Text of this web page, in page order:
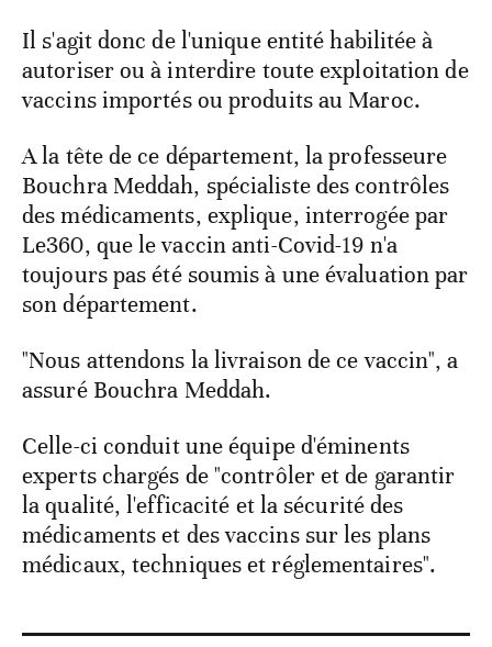
Il s'agit donc de l'unique entité habilitée à
autoriser ou à interdire toute exploitation de
vaccins importés ou produits au Maroc.
A la tête de ce département, la professeure
Bouchra Meddah, spécialiste des contrôles
des médicaments, explique, interrogée par
Le360, que le vaccin anti-Covid-19 n'a
toujours pas été soumis à une évaluation par
son département.
"Nous attendons la livraison de ce vaccin", a
assuré Bouchra Meddah.
Celle-ci conduit une équipe d'éminents
experts chargés de "contrôler et de garantir
la qualité, l'efficacité et la sécurité des
médicaments et des vaccins sur les plans
médicaux, techniques et réglementaires".